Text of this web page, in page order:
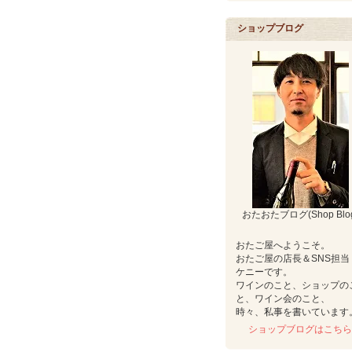
ショップブログ
おたおたブログ(Shop
おたご屋へようこそ。
おたご屋の店長＆SNS担当
ケニーです。
ワインのこと、ショップの
と、ワイン会のこと、
時々、私事を書いています。
ショップブログはこちら